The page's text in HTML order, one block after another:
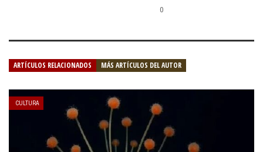
0
ARTÍCULOS RELACIONADOS MÁS ARTÍCULOS DEL AUTOR
CULTURA